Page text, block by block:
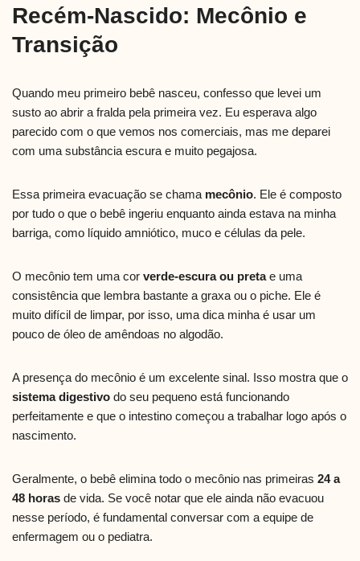
Recém-Nascido: Mecônio e
Transição
Quando meu primeiro bebê nasceu, confesso que levei um
susto ao abrir a fralda pela primeira vez. Eu esperava algo
parecido com o que vemos nos comerciais, mas me deparei
com uma substância escura e muito pegajosa.
Essa primeira evacuação se chama mecônio. Ele é composto
por tudo o que o bebê ingeriu enquanto ainda estava na minha
barriga, como líquido amniótico, muco e células da pele.
O mecônio tem uma cor verde-escura ou pretae uma
consistência que lembra bastante a graxa ou o piche. Ele é
muito difícil de limpar, por isso, uma dica minha é usar um
pouco de óleo de amêndoas no algodão.
A presença do mecônio é um excelente sinal. Isso mostra que o
sistema digestivo do seu pequeno está funcionando
perfeitamente e que o intestino começou a trabalhar logo após o
nascimento.
Geralmente, o bebê elimina todo o mecônio nas primeiras 24 a
48 horas de vida. Se você notar que ele ainda não evacuou
nesse período, é fundamental conversar com a equipe de
enfermagem ou o pediatra.